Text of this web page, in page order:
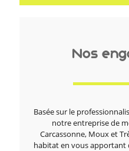
Nos
Basée sur le
notre entreprise de
Carcassonne, Moux et
habitat en vous apportant